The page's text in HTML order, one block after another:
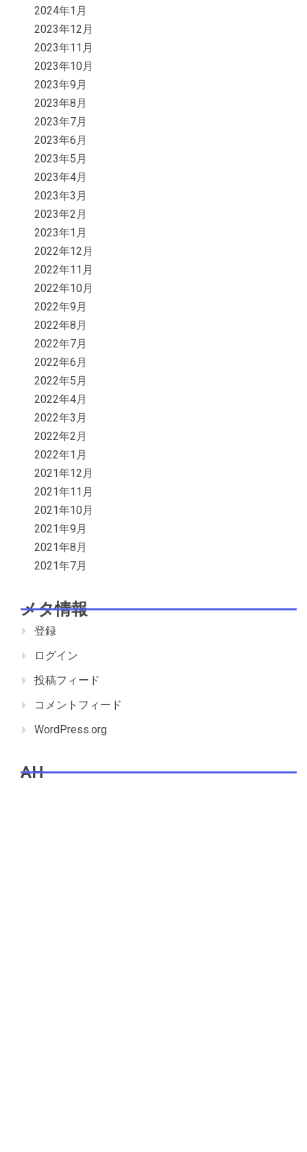
2024年1月
2023年12月
2023年11月
2023年10月
2023年9月
2023年8月
2023年7月
2023年6月
2023年5月
2023年4月
2023年3月
2023年2月
2023年1月
2022年12月
2022年11月
2022年10月
2022年9月
2022年8月
2022年7月
2022年6月
2022年5月
2022年4月
2022年3月
2022年2月
2022年1月
2021年12月
2021年11月
2021年10月
2021年9月
2021年8月
2021年7月
メタ情報
登録
ログイン
投稿フィード
コメントフィード
WordPress.org
AH